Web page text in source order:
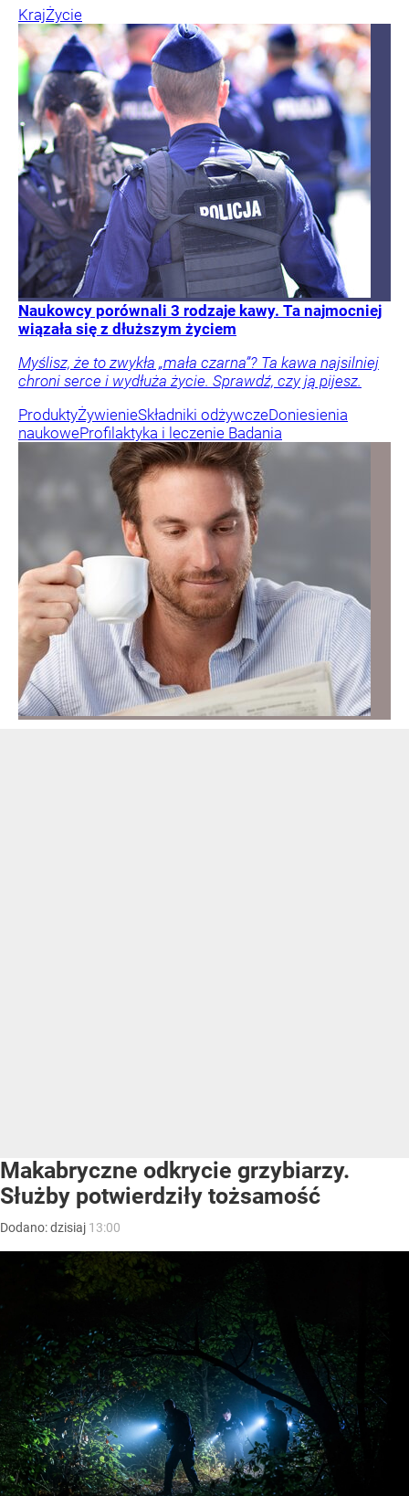
KrajŻycie
Naukowcy porównali 3 rodzaje kawy. Ta najmocniej
wiązała się z dłuższym życiem
Myślisz, że to zwykła „mała czarna”? Ta kawa najsilniej
chroni serce i wydłuża życie. Sprawdź, czy ją pijesz.
ProduktyŻywienieSkładniki odżywczeDoniesienia
naukoweProfilaktyka i leczenie Badania
Makabryczne odkrycie grzybiarzy.
Służby potwierdziły tożsamość
Dodano:dzisiaj 13:00